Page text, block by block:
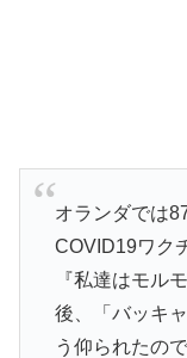
オランダでは
COVID19ワク
『私達はモル
後、「バッキ
う仰られたの